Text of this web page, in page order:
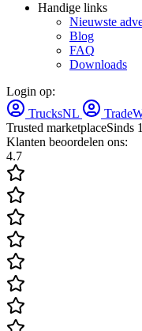
Handige links
Nieuwste
Blog
FAQ
Downloads
Login op:
TrucksNL
Trusted marketplaceSinds
Klanten beoordelen ons:
4.7